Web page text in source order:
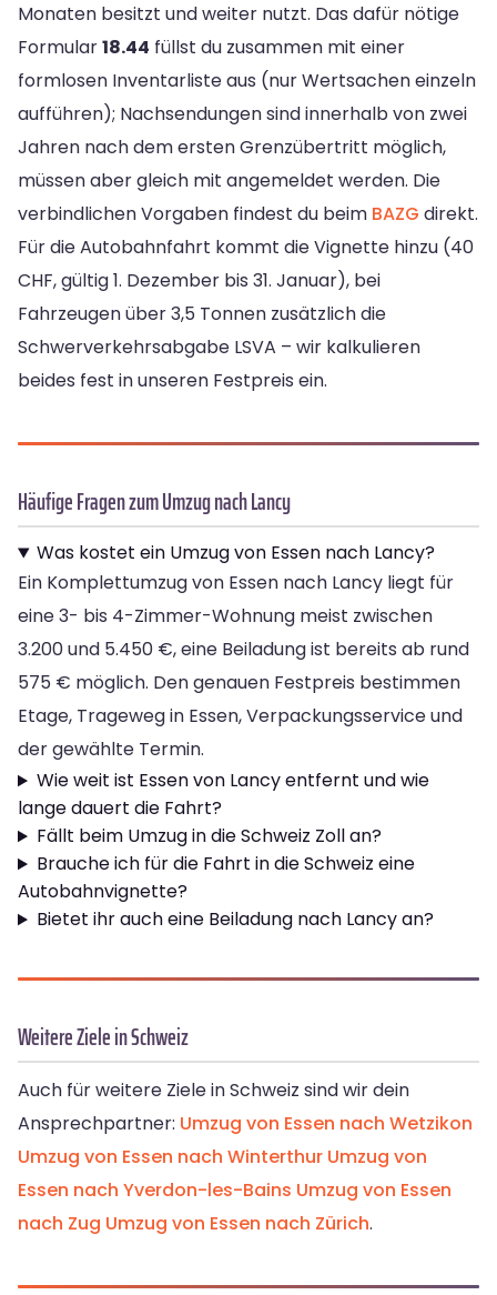
Monaten besitzt und weiter nutzt. Das dafür nötige
Formular18.44 füllst du zusammen mit einer
formlosen Inventarliste aus (nur Wertsachen einzeln
aufführen); Nachsendungen sind innerhalb von zwei
Jahren nach dem ersten Grenzübertritt möglich,
müssen aber gleich mit angemeldet werden. Die
verbindlichen Vorgaben findest du beim BAZG direkt.
Für die Autobahnfahrt kommt die Vignette hinzu (40
CHF, gültig 1. Dezember bis 31. Januar), bei
Fahrzeugen über 3,5 Tonnen zusätzlich die
Schwerverkehrsabgabe LSVA – wir kalkulieren
beides fest in unseren Festpreis ein.
Häufige Fragen zum Umzug nach Lancy
Was kostet ein Umzug von Essen nach Lancy?
Ein Komplettumzug von Essen nach Lancy liegt für
eine 3- bis 4-Zimmer-Wohnung meist zwischen
3.200 und 5.450 €, eine Beiladung ist bereits ab rund
575 € möglich. Den genauen Festpreis bestimmen
Etage, Trageweg in Essen, Verpackungsservice und
der gewählte Termin.
Wie weit ist Essen von Lancy entfernt und wie
lange dauert die Fahrt?
Fällt beim Umzug in die Schweiz Zoll an?
Brauche ich für die Fahrt in die Schweiz eine
Autobahnvignette?
Bietet ihr auch eine Beiladung nach Lancy an?
Weitere Ziele in Schweiz
Auch für weitere Ziele in Schweiz sind wir dein
Ansprechpartner: Umzug von Essen nach Wetzikon
Umzug von Essen nach Winterthur Umzug von
Essen nach Yverdon-les-Bains Umzug von Essen
nach Zug Umzug von Essen nach Zürich.